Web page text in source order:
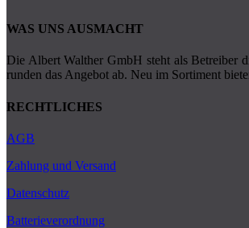
WAS UNS AUSMACHT
Die Albert Walther GmbH steht als Betreiber
runden das Angebot ab. Neu im Sortiment
RECHTLICHES
AGB
Zahlung und Versand
Datenschutz
Batterieverordnung